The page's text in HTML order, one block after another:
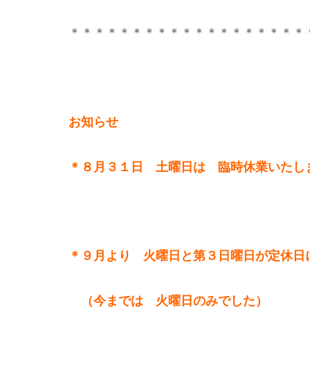
＊＊＊＊＊＊＊＊＊＊＊＊＊＊＊＊＊＊＊
お知らせ
＊８月３１日 土曜日は 臨時休業いた
＊９月より 火曜日と第３日曜日が定休日
（今までは 火曜日のみでした）